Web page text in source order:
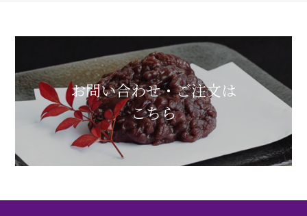
お問い合わせ・ご注文は
こちら